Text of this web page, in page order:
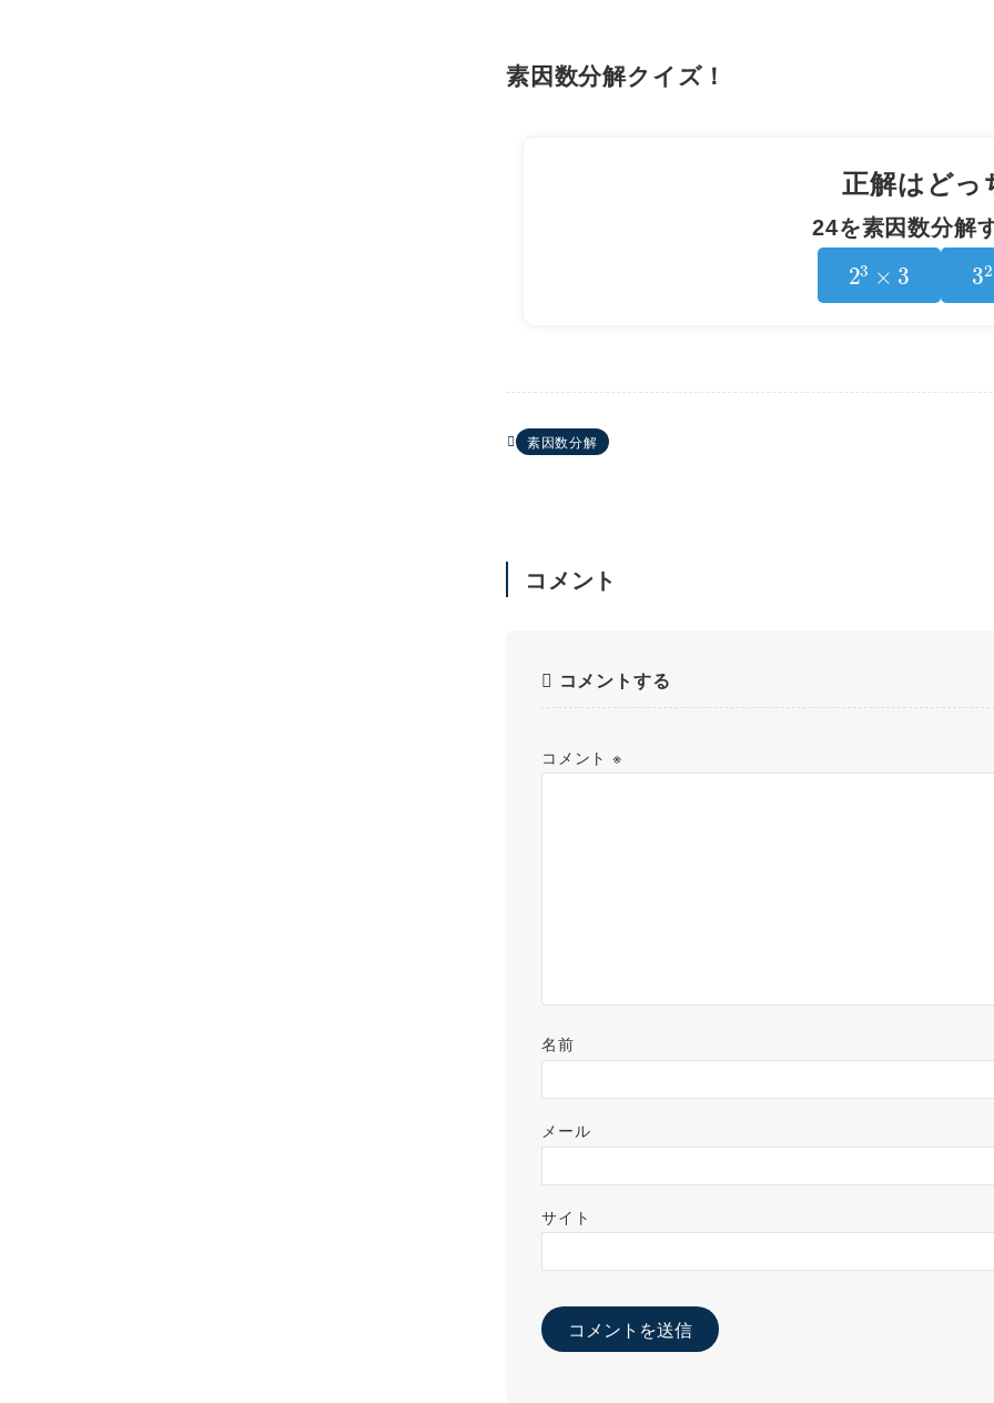
素因数分解クイズ！
正解はどっ
24を素因数分解
23 3 32
素因数分解
コメント
コメントする
コメント ※
名前
メール
サイト